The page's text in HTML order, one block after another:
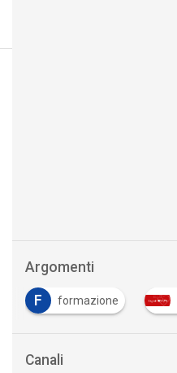
Argomenti
F formazione
Canali